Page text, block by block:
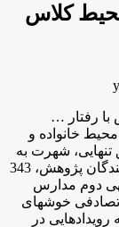
کلاس
رفتار …
خانواده و
شهرت به
ناهماهنگی و نگرش نسبت به اقتدار بود. شرکت­کنندگان پژوهش، 343
متوسطه­ی دوم مدارس
تصادفی خوشه­ای
در